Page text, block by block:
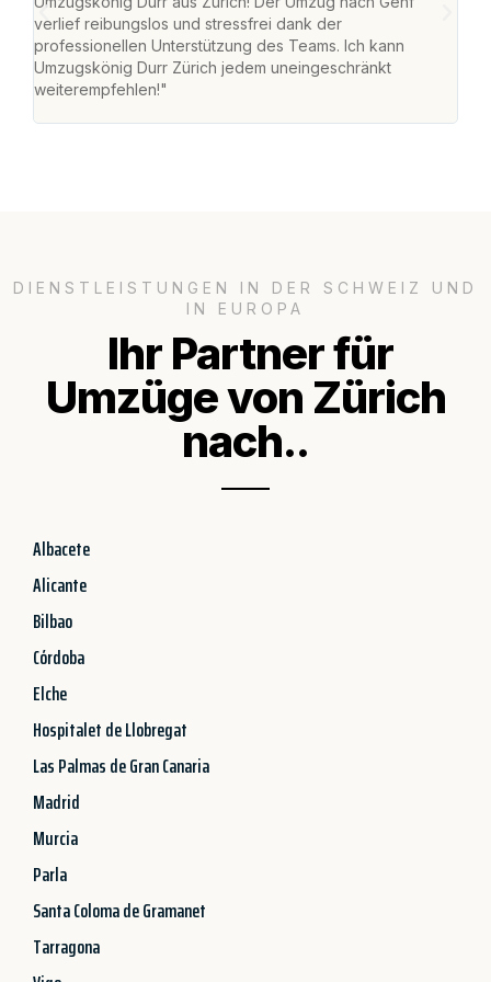
verlief reibungslos und stressfrei dank der
professionellen Unterstützung des Teams. Ich kann
Umzugskönig Durr Zürich jedem uneingeschränkt
weiterempfehlen!"
DIENSTLEISTUNGEN IN DER SCHWEIZ UND
IN EUROPA
Ihr Partner für
Umzüge von Zürich
nach..
Albacete
Alicante
Bilbao
Córdoba
Elche
Hospitalet de Llobregat
Las Palmas de Gran Canaria
Madrid
Murcia
Parla
Santa Coloma de Gramanet
Tarragona